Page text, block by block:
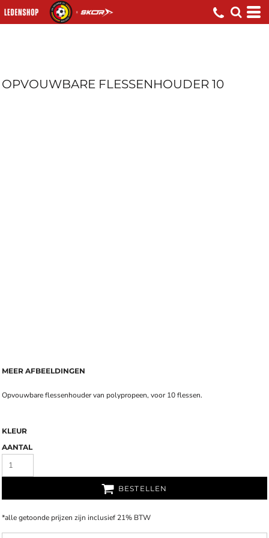
OPVOUWBARE FLESSENHOUDER 10
MEER AFBEELDINGEN
Opvouwbare flessenhouder van polypropeen, voor 10 flessen.
KLEUR
AANTAL
BESTELLEN
*alle getoonde prijzen zijn inclusief 21% BTW